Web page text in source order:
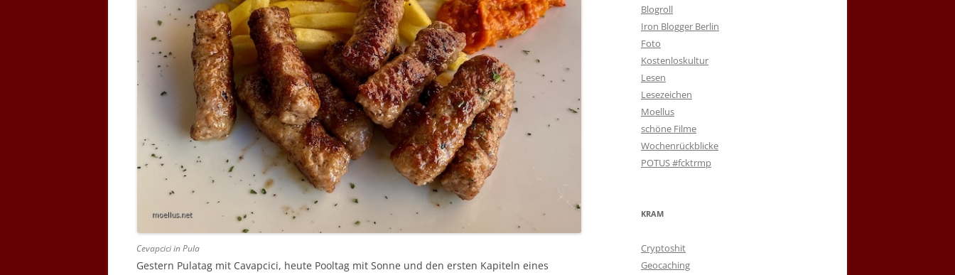
Cevapcici in Pula
Gestern Pulatag mit Cavapcici, heute Pooltag mit Sonne und den ersten Kapiteln eines
Blogroll
Iron Blogger Berlin
Foto
Kostenloskultur
Lesen
Lesezeichen
Moellus
schöne Filme
Wochenrückblicke
POTUS #fcktrmp
KRAM
Cryptoshit
Geocaching